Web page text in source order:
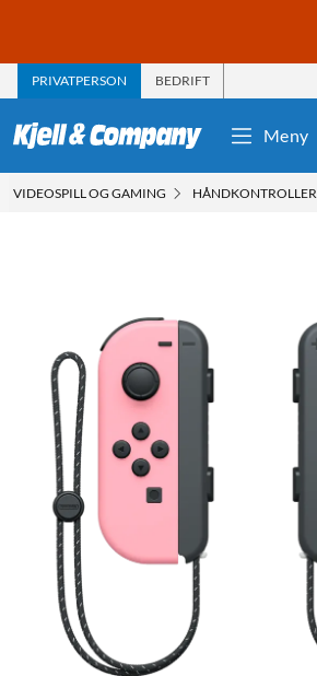
PRIVATPERSON BEDRIFT
Meny
VIDEOSPILL OG GAMING HÅNDKONTROLLER